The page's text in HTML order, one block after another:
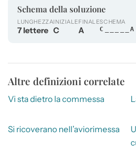
Schema della soluzione
LUNGHEZZA
7 lettere
INIZIALE
C
FINALE
A
SCHEMA
C_____A
Altre definizioni correlate
Vi sta dietro la commessa
Si ricoverano nell’aviorimessa